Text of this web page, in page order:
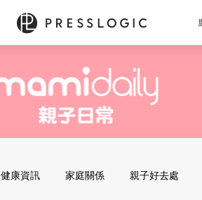
健康資訊 家庭關係 親子好去處